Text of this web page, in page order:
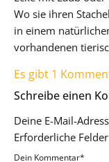
Wo sie ihren
in einem
vorhandenen
Es gibt 1
Schreibe einen
Deine E-Mail-
Erforderliche
Dein Kommentar*